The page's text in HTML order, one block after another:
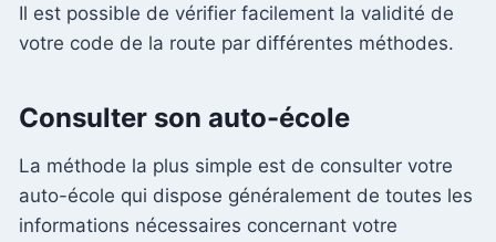
Il est possible de vérifier facilement la validité de
votre code de la route par différentes méthodes.
Consulter son auto-école
La méthode la plus simple est de consulter votre
auto-école qui dispose généralement de toutes les
informations nécessaires concernant votre